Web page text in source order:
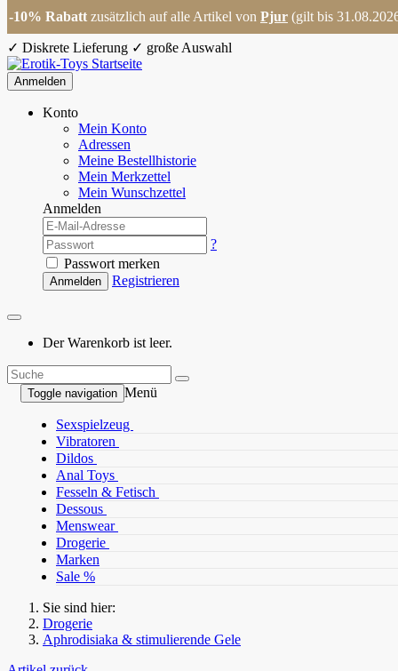
✓ Diskrete Lieferung ✓ große Auswahl
Anmelden
Konto
Mein Konto
Adressen
Meine Bestellhistorie
Mein Merkzettel
Mein Wunschzettel
Anmelden
?
Passwort merken
Anmelden Registrieren
Der Warenkorb ist leer.
Toggle navigation Menü
Sexspielzeug
Vibratoren
Dildos
Anal Toys
Fesseln & Fetisch
Dessous
Menswear
Drogerie
Marken
Sale %
Sie sind hier:
Drogerie
Aphrodisiaka & stimulierende Gele
-10% Rabatt zusätzlich auf alle Artikel von Pjur (gilt bis